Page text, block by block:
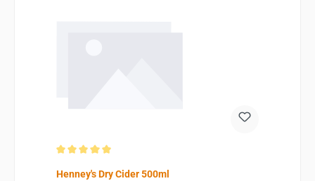
Henney's Dry Cider 500ml